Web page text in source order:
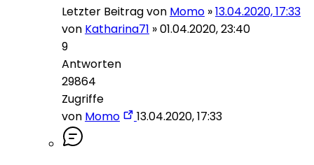
Letzter Beitrag von Momo »13.04.2020, 17:33
von Katharina71 »01.04.2020, 23:40
9
Antworten
29864
Zugriffe
von Momo 13.04.2020, 17:33